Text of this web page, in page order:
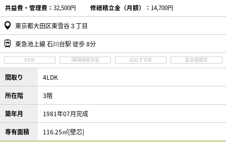
共益費・管理費： 32,500円 修繕積立金（月額）： 14,700円
東京都大田区東雪谷３丁目
東急池上線 石川台駅 徒歩 8分
NEW 現地見学会 おすすめ 会員限定
間取り 4LDK
所在階 3階
築年月 1981年07月完成
専有面積 116.25㎡[壁芯]